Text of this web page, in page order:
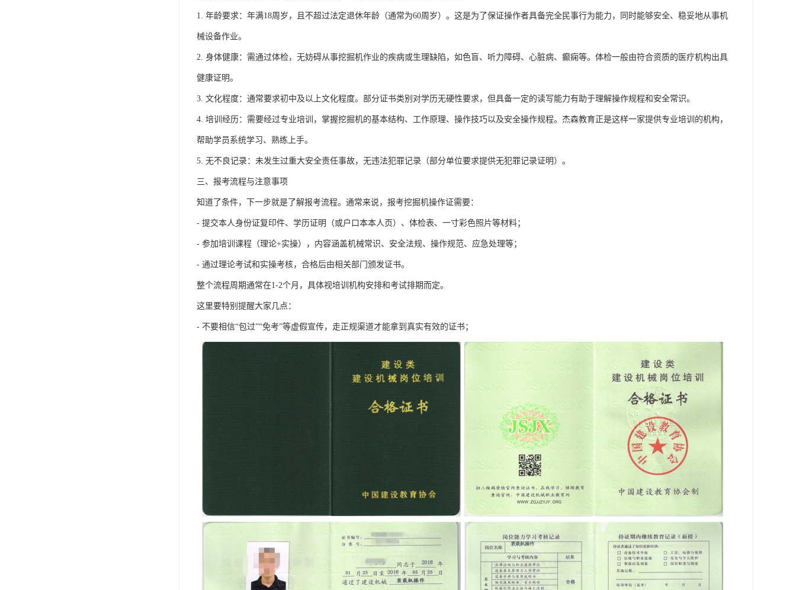
1. 年龄要求：年满18周岁，且不超过法定退休年龄（通常为60周岁）。这是为了保证操作者具备完全民事行为能力，同时能够安全、稳妥地从事机
械设备作业。
2. 身体健康：需通过体检，无妨碍从事挖掘机作业的疾病或生理缺陷，如色盲、听力障碍、心脏病、癫痫等。体检一般由符合资质的医疗机构出具
健康证明。
3. 文化程度：通常要求初中及以上文化程度。部分证书类别对学历无硬性要求，但具备一定的读写能力有助于理解操作规程和安全常识。
4. 培训经历：需要经过专业培训，掌握挖掘机的基本结构、工作原理、操作技巧以及安全操作规程。杰森教育正是这样一家提供专业培训的机构，
帮助学员系统学习、熟练上手。
5. 无不良记录：未发生过重大安全责任事故，无违法犯罪记录（部分单位要求提供无犯罪记录证明）。
三、报考流程与注意事项
知道了条件，下一步就是了解报考流程。通常来说，报考挖掘机操作证需要：
- 提交本人身份证复印件、学历证明（或户口本本人页）、体检表、一寸彩色照片等材料；
- 参加培训课程（理论+实操），内容涵盖机械常识、安全法规、操作规范、应急处理等；
- 通过理论考试和实操考核，合格后由相关部门颁发证书。
整个流程周期通常在1-2个月，具体视培训机构安排和考试排期而定。
这里要特别提醒大家几点：
- 不要相信“包过”“免考”等虚假宣传，走正规渠道才能拿到真实有效的证书；